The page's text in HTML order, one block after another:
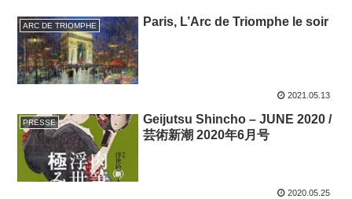
ARC DE TRIOMPHE Paris, L’Arc de Triomphe le soir
2021.05.13
PRESSE
Geijutsu Shincho – JUNE 2020 /
芸術新潮 2020年6月号
2020.05.25